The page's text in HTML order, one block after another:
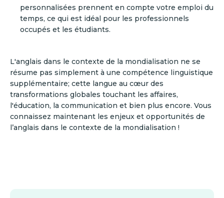
personnalisées prennent en compte votre emploi du
temps, ce qui est idéal pour les professionnels
occupés et les étudiants.
L'anglais dans le contexte de la mondialisation ne se
résume pas simplement à une compétence linguistique
supplémentaire; cette langue au cœur des
transformations globales touchant les affaires,
l'éducation, la communication et bien plus encore. Vous
connaissez maintenant les enjeux et opportunités de
l’anglais dans le contexte de la mondialisation !